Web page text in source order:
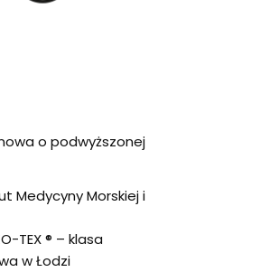
o podwyższonej
Medycyny Morskiej i
TEX ® – klasa
w Łodzi